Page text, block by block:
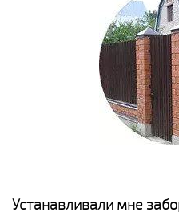
Устанавливали мне